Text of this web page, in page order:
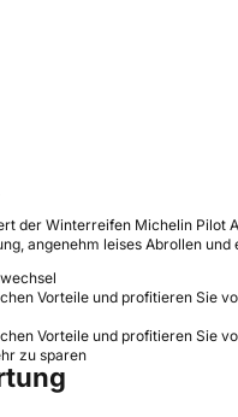
der Winterreifen Michelin Pilot
angenehm leises Abrollen
Vorteile und profitieren Sie
Vorteile und profitieren Sie
zu sparen